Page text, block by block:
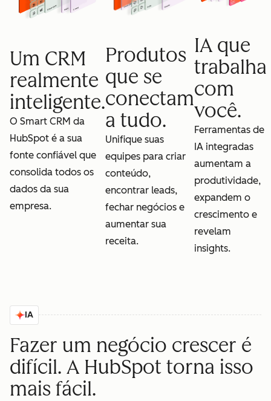
Um CRM
realmente
inteligente.
O Smart CRM da
HubSpot é a sua
fonte confiável que
consolida todos os
dados da sua
empresa.
Produtos
que se
conectam
a tudo.
Unifique suas
equipes para criar
conteúdo,
encontrar leads,
fechar negócios e
aumentar sua
receita.
IA que
trabalha
com
você.
Ferramentas de
IA integradas
aumentam a
produtividade,
expandem o
crescimento e
revelam
insights.
IA
Fazer um negócio crescer é
difícil. A HubSpot torna isso
mais fácil.